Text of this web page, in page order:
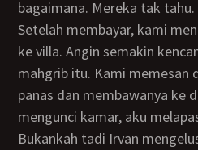
bagaimana. Mereka tak tahu.
Setelah membayar, kami menuruni bukit dan kembali
ke villa. Angin semakin
mahgrib itu. Kami memesan
panas dan membawanya ke
mengunci kamar, aku
Bukankah tadi Irvan